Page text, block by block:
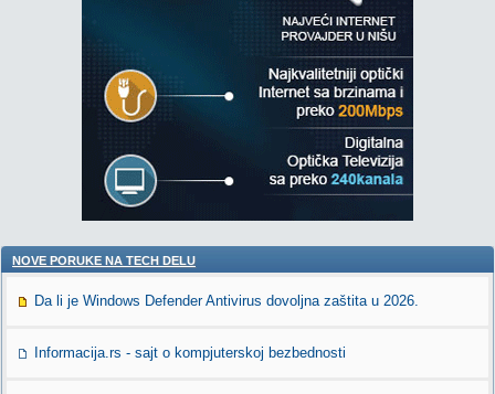
NOVE PORUKE NA TECH DELU
Da li je Windows Defender Antivirus dovoljna zaštita u 2026.
Informacija.rs - sajt o kompjuterskoj bezbednosti